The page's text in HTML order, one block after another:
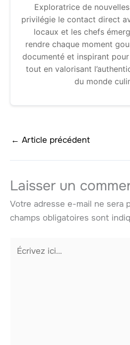
Exploratrice de
privilégie le contact direct
locaux et les chefs
rendre chaque moment
documenté et inspirant
tout en valorisant
du monde
← Article précédent
Laisser un
Votre adresse e-mail ne sera
champs obligatoires sont
Écrivez